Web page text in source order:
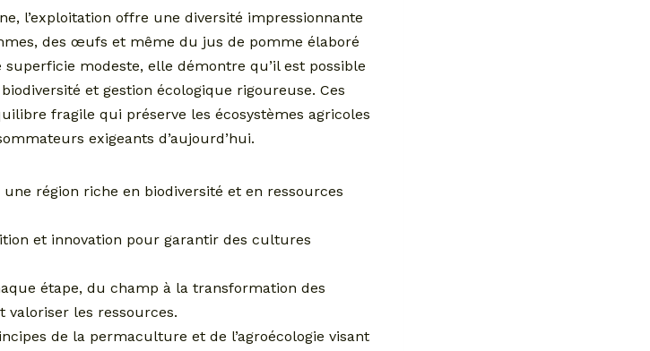
l’exploitation offre une diversité impressionnante
des œufs et même du jus de pomme élaboré
modeste, elle démontre qu’il est possible
et gestion écologique rigoureuse. Ces
fragile qui préserve les écosystèmes agricoles
exigeants d’aujourd’hui.
région riche en biodiversité et en ressources
et innovation pour garantir des cultures
étape, du champ à la transformation des
les ressources.
de la permaculture et de l’agroécologie visant